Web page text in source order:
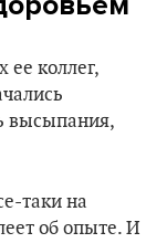
ее коллег,
высыпания,
таки на
об опыте. И